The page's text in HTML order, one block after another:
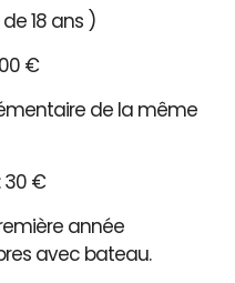
18 ans )
€
de la même
30 €
année
avec bateau.